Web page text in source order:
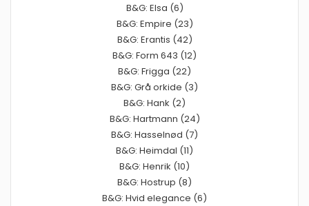
B&G: Elsa (6)
B&G: Empire (23)
B&G: Erantis (42)
B&G: Form 643 (12)
B&G: Frigga (22)
B&G: Grå orkide (3)
B&G: Hank (2)
B&G: Hartmann (24)
B&G: Hasselnød (7)
B&G: Heimdal (11)
B&G: Henrik (10)
B&G: Hostrup (8)
B&G: Hvid elegance (6)